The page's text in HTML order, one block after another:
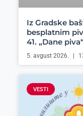
Iz Gradske
besplatnim
41. „Dane
5. avgust 2026.
VESTI